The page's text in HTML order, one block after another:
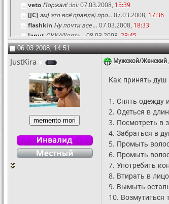
veto Поржал! :lol:07.03.2008, 15:39
[JC] эм) это всё правда) про... 07.03.2008, 17:36
flashkin Ну почти все ... 07.03.2008, 18:33
Janut СУКА!!!пять... 08.03.2008, 23:45
Speed THСпасибо!Ржу!Предки думают что...
mils_prowesВот так и рождаются...09.03.2008,
Eric Cartman
09.03.2008,18:47
ZorGмда))))10.03.2008,
15:43
_kil13r_Это точно про меня) только... 15.03.2008,
E3!Спасибо рассмешил.
Shottgunна youtube есть ролик с...02.05.2008,
Andrey2052Прикольнуло. 04.02.2009,12:15
wolffffffстарая тема, но улыбнуло :-)
platsПравда матка... ну а куда...27.07.2012,
Гостьстарый но прикольный баянчик )
Гостьржака))30.05.2013,
20:28
19:36
Это по нашему.:good:18.07.2014,
12.03.2019,15:42
Не все ж мужики свиньи
06.03.2008, 14:51
JustKira Мужской/Женский
Как принять душ
1. Снять одежду
2. Одеться в
3. Посмотреть в
4. Забраться в
5. Промыть
6. Промыть
7. Употребить
8. Втирать в
9. Вымыть
10. Возмутиться